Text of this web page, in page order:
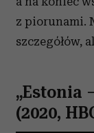
z piorunami.
szczegółów,
„Estonia
(2020,